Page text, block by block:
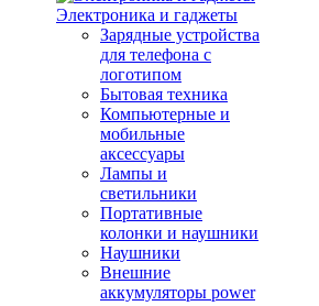
Электроника и гаджеты
Зарядные устройства
для телефона с
логотипом
Бытовая техника
Компьютерные и
мобильные
аксессуары
Лампы и
светильники
Портативные
колонки и наушники
Наушники
Внешние
аккумуляторы power